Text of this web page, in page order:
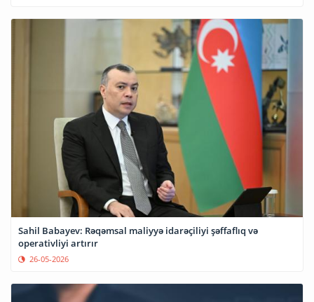
Sahil Babayev: Rəqəmsal maliyyə idarəçiliyi şəffaflıq və
operativliyi artırır
26-05-2026